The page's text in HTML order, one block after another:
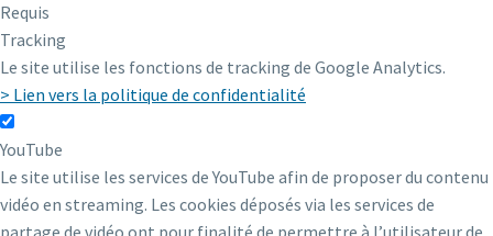
Requis
Tracking
Le site utilise les fonctions de tracking de Google Analytics.
> Lien vers la politique de confidentialité
YouTube
Le site utilise les services de YouTube afin de proposer du contenu
vidéo en streaming. Les cookies déposés via les services de